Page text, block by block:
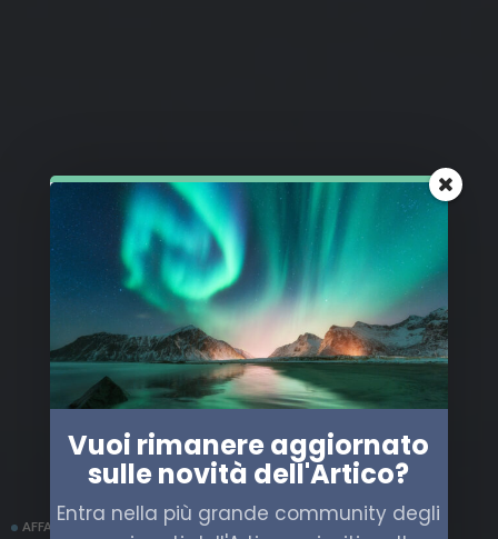
AFFARI MILITARI ALASKA CINA
Vuoi rimanere aggiornato
sulle novità dell'Artico?
Entra nella più grande community degli